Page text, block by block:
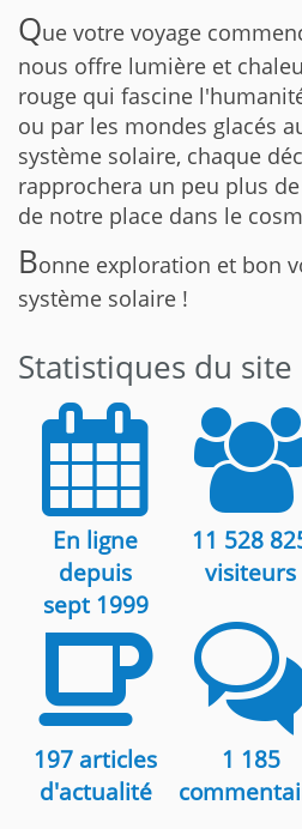
Que votre voyage
nous offre lumière et
rouge qui fascine
ou par les mondes glacés
système solaire, chaque
rapprochera un peu plus
de notre place dans le
Bonne exploration et bon
système solaire !
Statistiques du site
En ligne
depuis
sept 1999
11 528
visiteurs
197 articles
d'actualité
1 185